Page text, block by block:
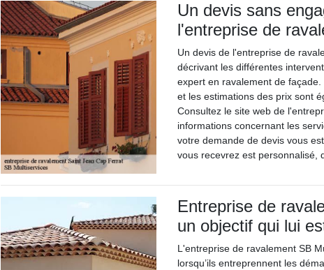
Un devis sans
l'entreprise de
Un devis de l'entreprise de
décrivant les différentes
expert en ravalement de
et les estimations des prix sont
Consultez le site web de
informations concernant les
votre demande de devis vous
vous recevrez est personnalisé,
Entreprise de
un objectif qui lui
L'entreprise de ravalement SB
lorsqu’ils entreprennent les